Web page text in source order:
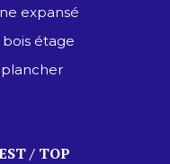
expansé
étage
/ TOP